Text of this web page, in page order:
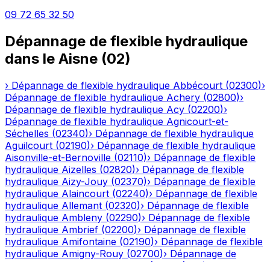
09 72 65 32 50
Dépannage de flexible hydraulique
dans le Aisne (02)
› Dépannage de flexible hydraulique Abbécourt (02300)›
Dépannage de flexible hydraulique Achery (02800)›
Dépannage de flexible hydraulique Acy (02200)›
Dépannage de flexible hydraulique Agnicourt-et-
Séchelles (02340)› Dépannage de flexible hydraulique
Aguilcourt (02190)› Dépannage de flexible hydraulique
Aisonville-et-Bernoville (02110)› Dépannage de flexible
hydraulique Aizelles (02820)› Dépannage de flexible
hydraulique Aizy-Jouy (02370)› Dépannage de flexible
hydraulique Alaincourt (02240)› Dépannage de flexible
hydraulique Allemant (02320)› Dépannage de flexible
hydraulique Ambleny (02290)› Dépannage de flexible
hydraulique Ambrief (02200)› Dépannage de flexible
hydraulique Amifontaine (02190)› Dépannage de flexible
hydraulique Amigny-Rouy (02700)› Dépannage de